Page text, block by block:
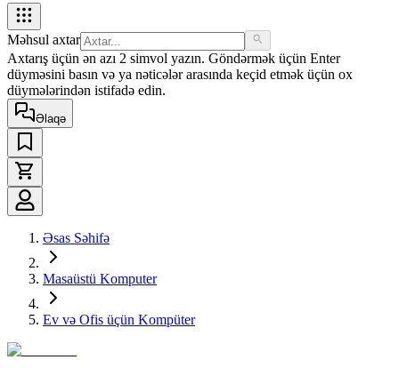
Məhsul axtar
Axtarış üçün ən azı 2 simvol yazın. Göndərmək üçün Enter
düyməsini basın və ya nəticələr arasında keçid etmək üçün ox
düymələrindən istifadə edin.
Əlaqə
Əsas Səhifə
Masaüstü Komputer
Ev və Ofis üçün Kompüter